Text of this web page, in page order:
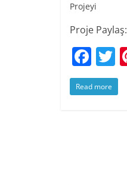
Projeyi
Proje Paylaş:
F
a
c
T
w
itt
Read more